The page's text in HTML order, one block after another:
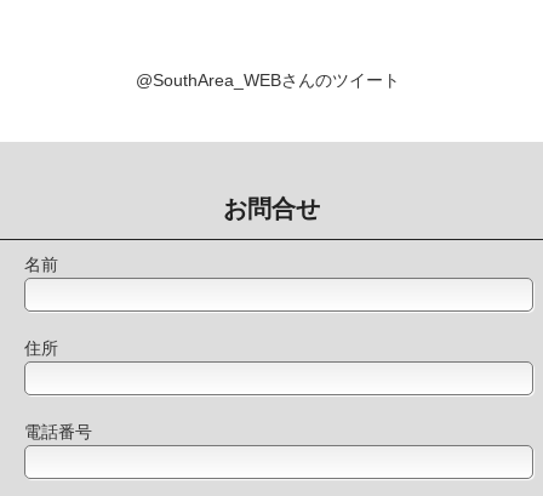
@SouthArea_WEBさんのツイート
お問合せ
名前
住所
電話番号